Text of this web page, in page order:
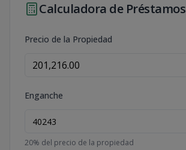
Calculadora de Préstamos
Precio de la Propiedad
Enganche
20% del precio de la propiedad